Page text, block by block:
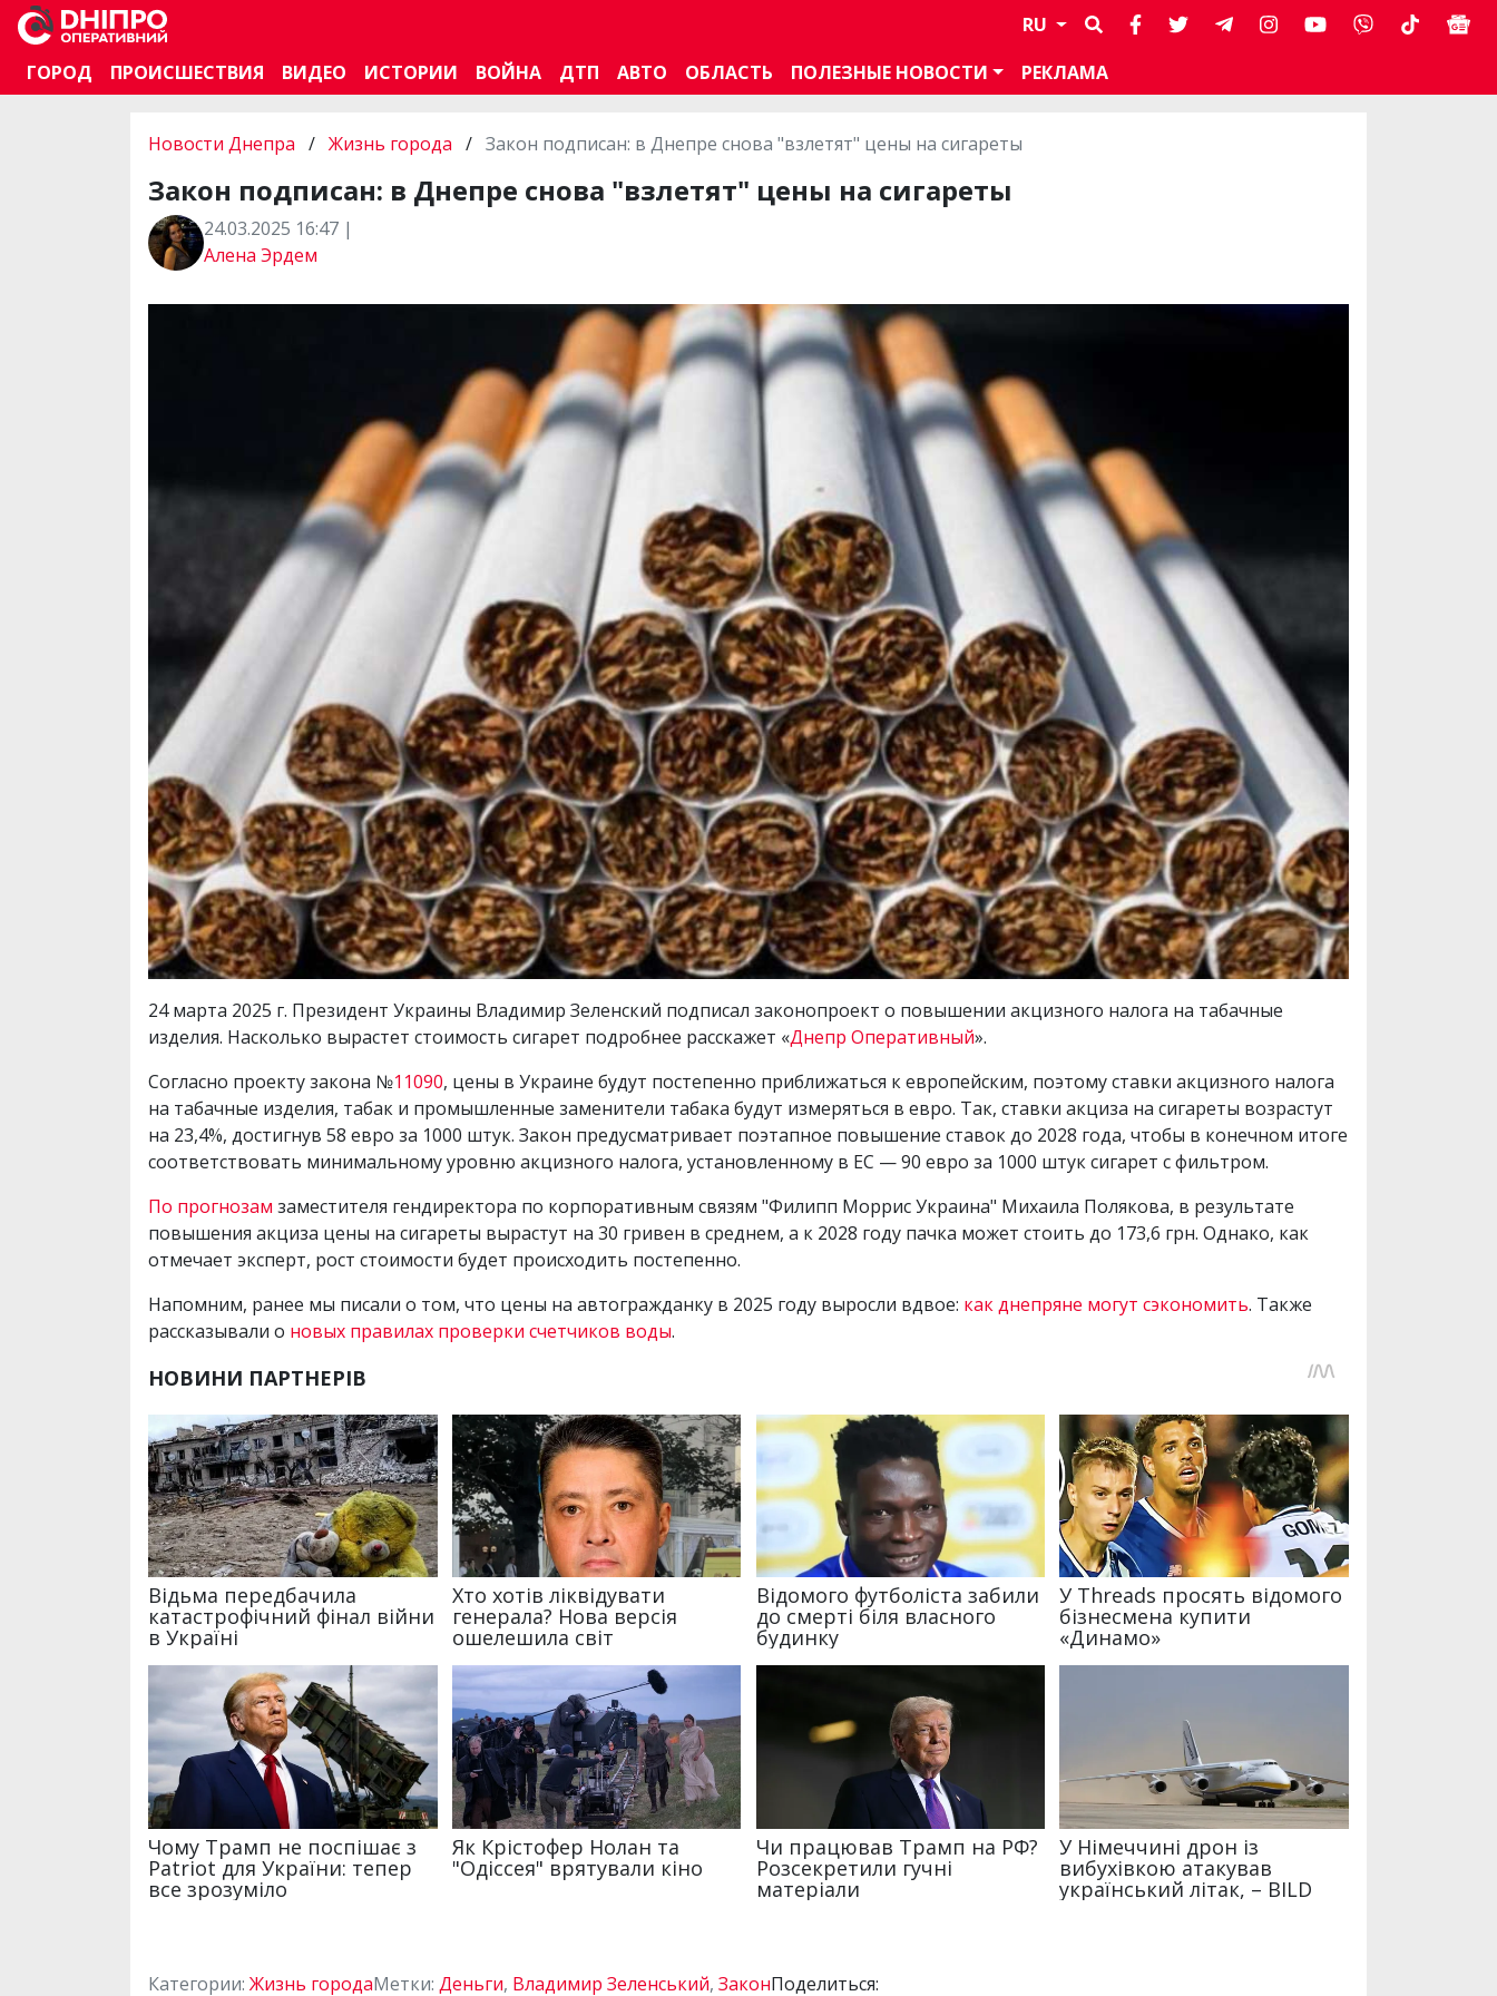
RU
ГОРОД
ПРОИСШЕСТВИЯ ВИДЕО ИСТОРИИ ВОЙНА ДТП АВТО ОБЛАСТЬ ПОЛЕЗНЫЕ НОВОСТИ РЕКЛАМА
Новости Днепра / Жизнь города / Закон подписан: в Днепре снова "взлетят" цены на сигареты
Закон подписан: в Днепре снова "взлетят" цены на сигареты
24.03.2025 16:47 |
Алена Эрдем
24 марта 2025 г. Президент Украины Владимир Зеленский подписал законопроект о повышении акцизного налога на табачные
изделия. Насколько вырастет стоимость сигарет подробнее расскажет «Днепр Оперативный».
Согласно проекту закона №11090, цены в Украине будут постепенно приближаться к европейским, поэтому ставки акцизного налога
на табачные изделия, табак и промышленные заменители табака будут измеряться в евро. Так, ставки акциза на сигареты возрастут
на 23,4%, достигнув 58 евро за 1000 штук. Закон предусматривает поэтапное повышение ставок до 2028 года, чтобы в конечном итоге
соответствовать минимальному уровню акцизного налога, установленному в ЕС — 90 евро за 1000 штук сигарет с фильтром.
По прогнозам заместителя гендиректора по корпоративным связям "Филипп Моррис Украина" Михаила Полякова, в результате
повышения акциза цены на сигареты вырастут на 30 гривен в среднем, а к 2028 году пачка может стоить до 173,6 грн. Однако, как
отмечает эксперт, рост стоимости будет происходить постепенно.
Напомним, ранее мы писали о том, что цены на автогражданку в 2025 году выросли вдвое: как днепряне могут сэкономить. Также
рассказывали о новых правилах проверки счетчиков воды.
Категории: Жизнь городаМетки: Деньги, Владимир Зеленський, ЗаконПоделиться: